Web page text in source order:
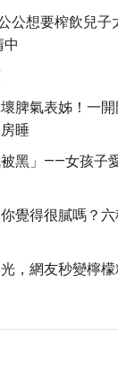
公想要榨飲兒子
中
脾氣表姊！一
睡
黑」——女孩子
覺得很膩嗎？
，網友秒變檸